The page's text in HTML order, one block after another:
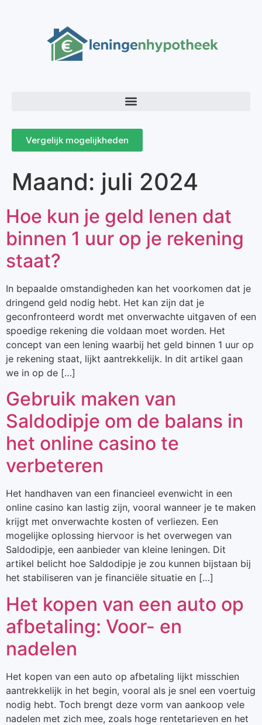
Vergelijk mogelijkheden
Maand: juli 2024
Hoe kun je geld lenen dat
binnen 1 uur op je rekening
staat?
In bepaalde omstandigheden kan het voorkomen dat je
dringend geld nodig hebt. Het kan zijn dat je
geconfronteerd wordt met onverwachte uitgaven of een
spoedige rekening die voldaan moet worden. Het
concept van een lening waarbij het geld binnen 1 uur op
je rekening staat, lijkt aantrekkelijk. In dit artikel gaan
we in op de […]
Gebruik maken van
Saldodipje om de balans in
het online casino te
verbeteren
Het handhaven van een financieel evenwicht in een
online casino kan lastig zijn, vooral wanneer je te maken
krijgt met onverwachte kosten of verliezen. Een
mogelijke oplossing hiervoor is het overwegen van
Saldodipje, een aanbieder van kleine leningen. Dit
artikel belicht hoe Saldodipje je zou kunnen bijstaan bij
het stabiliseren van je financiële situatie en […]
Het kopen van een auto op
afbetaling: Voor- en
nadelen
Het kopen van een auto op afbetaling lijkt misschien
aantrekkelijk in het begin, vooral als je snel een voertuig
nodig hebt. Toch brengt deze vorm van aankoop vele
nadelen met zich mee, zoals hoge rentetarieven en het